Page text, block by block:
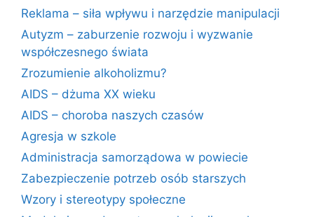
Reklama – siła wpływu i narzędzie manipulacji
Autyzm – zaburzenie rozwoju i wyzwanie
współczesnego świata
Zrozumienie alkoholizmu?
AIDS – dżuma XX wieku
AIDS – choroba naszych czasów
Agresja w szkole
Administracja samorządowa w powiecie
Zabezpieczenie potrzeb osób starszych
Wzory i stereotypy społeczne